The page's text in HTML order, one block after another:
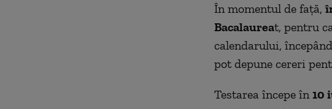
În momentul de față,
Bacalaureat, pentru
calendarului,
pot depune cereri
Testarea începe în 10